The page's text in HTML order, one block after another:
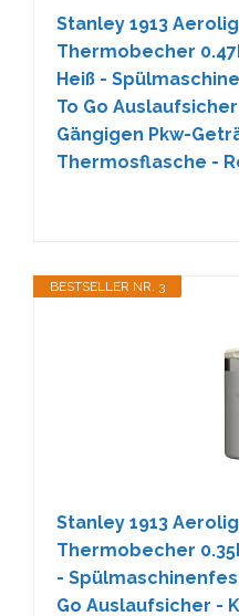
Stanley 1913
Thermobecher
Heiß -
To Go
Gängigen Pkw-
Thermosflasche -
BESTSELLER NR. 3
Stanley 1913
Thermobecher
-
Go Auslaufsicher -